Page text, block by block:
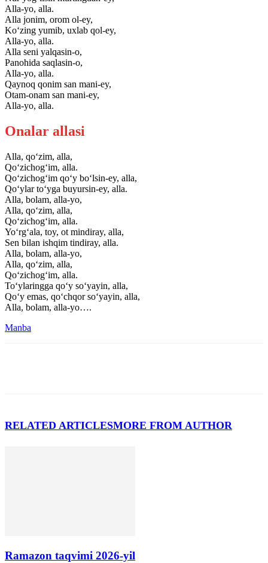
Alla-yo, alla.
Alla jonim, orom ol-ey,
Ko‘zing yumib, uxlab qol-ey,
Alla-yo, alla.
Alla seni yalqasin-o,
Panohida saqlasin-o,
Alla-yo, alla.
Qaynoq qonim san mani-ey,
Otam-onam san mani-ey,
Alla-yo, alla.
Onalar allasi
Alla, qo‘zim, alla,
Qo‘zichog‘im, alla.
Qo‘zichog‘im qo‘y bo‘lsin-ey, alla,
Qo‘ylar to‘yga buyursin-ey, alla.
Alla, bolam, alla-yo,
Alla, qo‘zim, alla,
Qo‘zichog‘im, alla.
Yo‘rg‘ala, toy, ot mindiray, alla,
Sen bilan ishqim tindiray, alla.
Alla, bolam, alla-yo,
Alla, qo‘zim, alla,
Qo‘zichog‘im, alla.
To‘ylaringga qo‘y so‘yayin, alla,
Qo‘y emas, qo‘chqor so‘yayin, alla,
Alla, bolam, alla-yo….
Manba
RELATED ARTICLESMORE FROM AUTHOR
Ramazon taqvimi 2026-yil